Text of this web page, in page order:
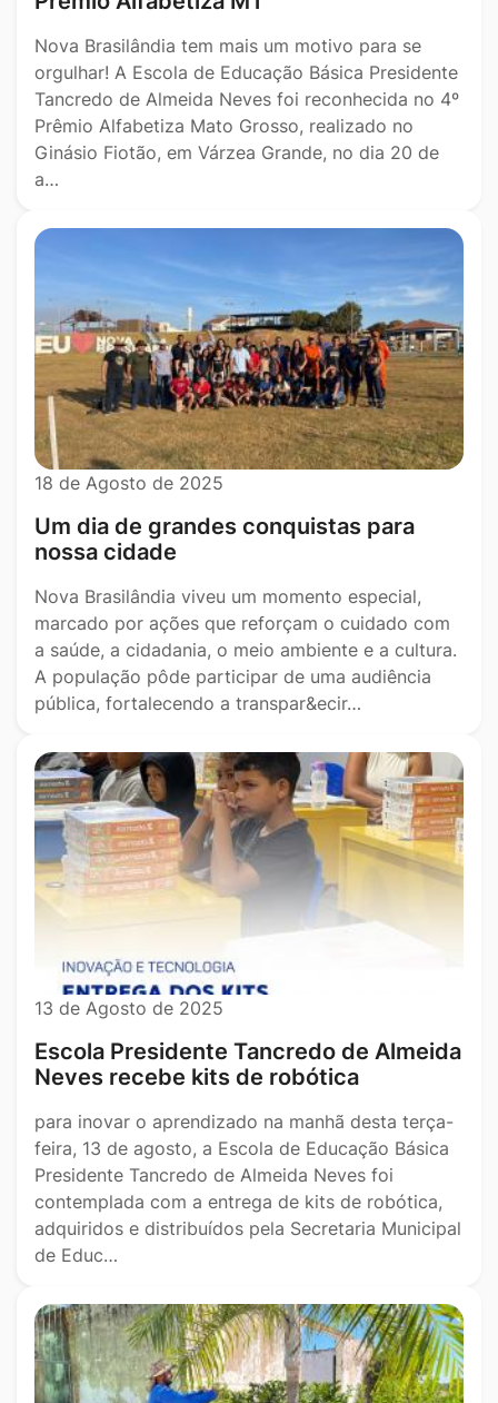
Nova Brasilândia tem mais um motivo para se
orgulhar! A Escola de Educação Básica Presidente
Tancredo de Almeida Neves foi reconhecida no 4º
Prêmio Alfabetiza Mato Grosso, realizado no
Ginásio Fiotão, em Várzea Grande, no dia 20 de
a…
18 de Agosto de 2025
Um dia de grandes conquistas para
nossa cidade
Nova Brasilândia viveu um momento especial,
marcado por ações que reforçam o cuidado com
a saúde, a cidadania, o meio ambiente e a cultura.
A população pôde participar de uma audiência
pública, fortalecendo a transpar&ecir…
13 de Agosto de 2025
Escola Presidente Tancredo de Almeida
Neves recebe kits de robótica
para inovar o aprendizado na manhã desta terça-
feira, 13 de agosto, a Escola de Educação Básica
Presidente Tancredo de Almeida Neves foi
contemplada com a entrega de kits de robótica,
adquiridos e distribuídos pela Secretaria Municipal
de Educ…